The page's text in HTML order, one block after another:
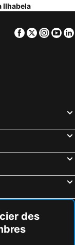
Ilhabela
Facebook
Twitter
des